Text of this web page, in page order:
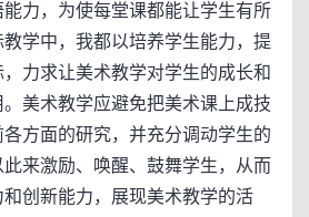
力，为使每堂课都能让学生有所
学中，我都以培养学生能力，提
力求让美术教学对学生的成长和
美术教学应避免把美术课上成技
方面的研究，并充分调动学生的
来激励、唤醒、鼓舞学生，从而
创新能力，展现美术教学的活